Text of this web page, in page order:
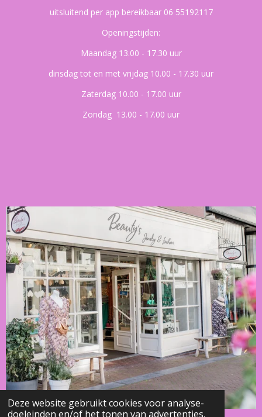
Deze website gebruikt cookies voor analyse-
doeleinden en/of het tonen van advertenties.
uitsluitend per app bereikbaar 06 55192117
Openingstijden:
Maandag 13.00 - 17.30 uur
dinsdag tot en met vrijdag 10.00 - 17.30 uur
Zaterdag 10.00 - 17.00 uur
Zondag 13.00 - 17.00 uur